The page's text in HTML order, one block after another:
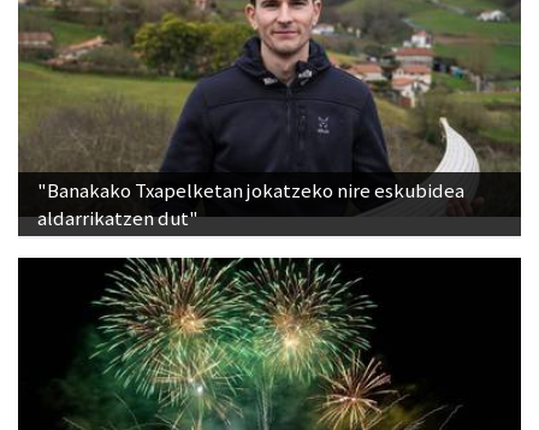
"Banakako Txapelketan jokatzeko nire eskubidea
aldarrikatzen dut"